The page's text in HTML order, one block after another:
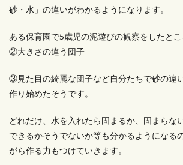
砂・水」の違いがわかるようになります。
ある保育園で5歳児の泥遊びの観察をしたと
②大きさの違う団子
③見た目の綺麗な団子など自分たちで砂の違
作り始めたそうです。
どれだけ、水を入れたら固まるか、固まらな
できるかそうでないか等も分かるようになる
がら作る力もつけていきます。